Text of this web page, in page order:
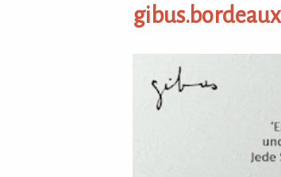
gibus.bordeaux
gibus.bordeaux